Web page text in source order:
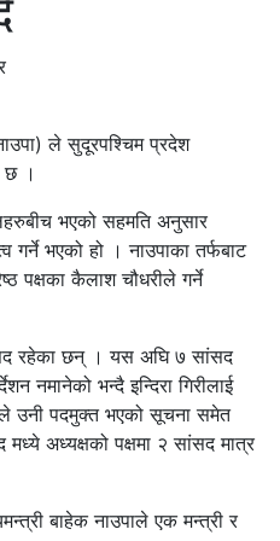
ले सुदूरपश्चिम प्रदेश
छ ।
भएको सहमति अनुसार
भएको हो । नाउपाका तर्फबाट
पक्षका कैलाश चौधरीले गर्ने
रहेका छन् । यस अघि ७ सांसद
नमानेको भन्दै इन्दिरा गिरीलाई
उनी पदमुक्त भएको सूचना समेत
अध्यक्षको पक्षमा २ सांसद मात्र
बाहेक नाउपाले एक मन्त्री र